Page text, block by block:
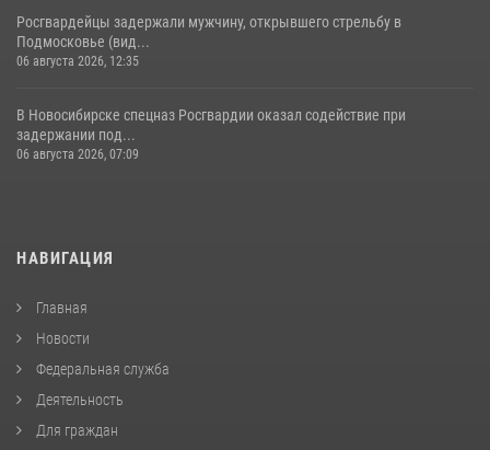
Росгвардейцы задержали мужчину, открывшего стрельбу в
Подмосковье (вид...
06 августа 2026, 12:35
В Новосибирске спецназ Росгвардии оказал содействие при
задержании под...
06 августа 2026, 07:09
НАВИГАЦИЯ
Главная
Новости
Федеральная служба
Деятельность
Для граждан